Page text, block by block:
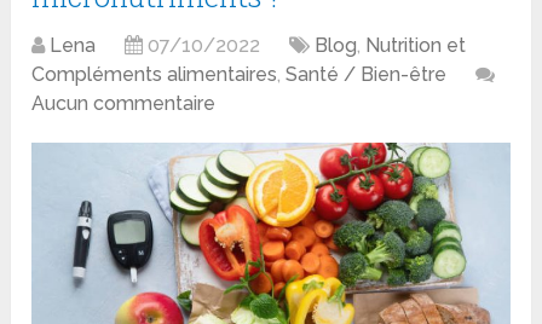
Lena 07/10/2022 Blog, Nutrition et
Compléments alimentaires,Santé / Bien-être
Aucun commentaire